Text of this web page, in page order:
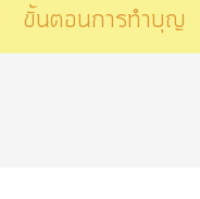
ขั้นตอนการทำบุญ